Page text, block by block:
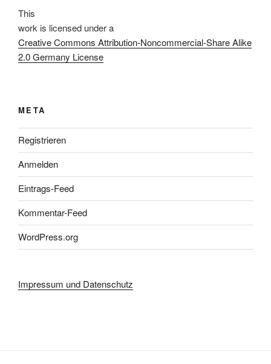
This
work is licensed under a
Creative Commons Attribution-Noncommercial-Share Alike
2.0 Germany License
META
Registrieren
Anmelden
Eintrags-Feed
Kommentar-Feed
WordPress.org
Impressum und Datenschutz